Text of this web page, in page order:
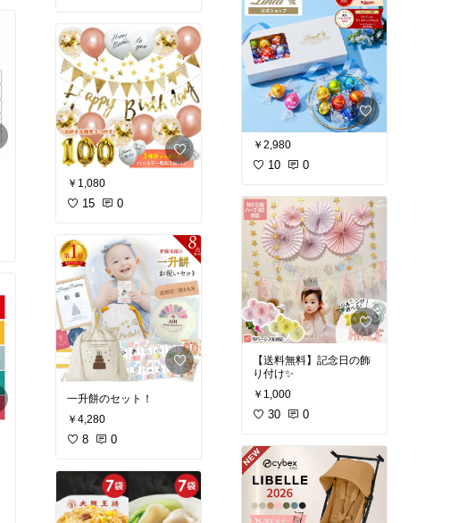
￥1,080
15 0
一升餅のセット！
￥4,280
8 0
￥2,980
10 0
【送料無料】記念日の飾
り付け✨
￥1,000
30 0